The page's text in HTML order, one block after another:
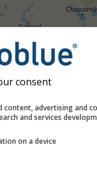
Stellen weltweit
übermittelt.
für den
consent
content, advertising and
and services
on a device